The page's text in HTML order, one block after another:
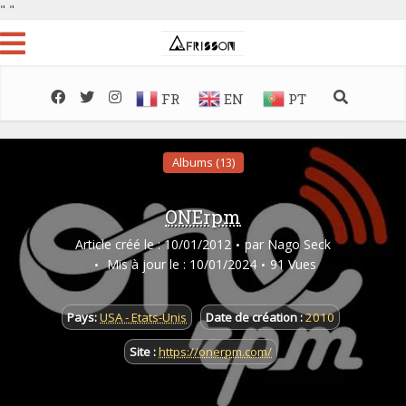
" "
FR EN PT
Albums (13)
ONErpm
Article créé le : 10/01/2012 par Nago Seck
Mis à jour le : 10/01/2024
91 Vues
Pays:USA - Etats-Unis Date de création :2010
Site :https://onerpm.com/